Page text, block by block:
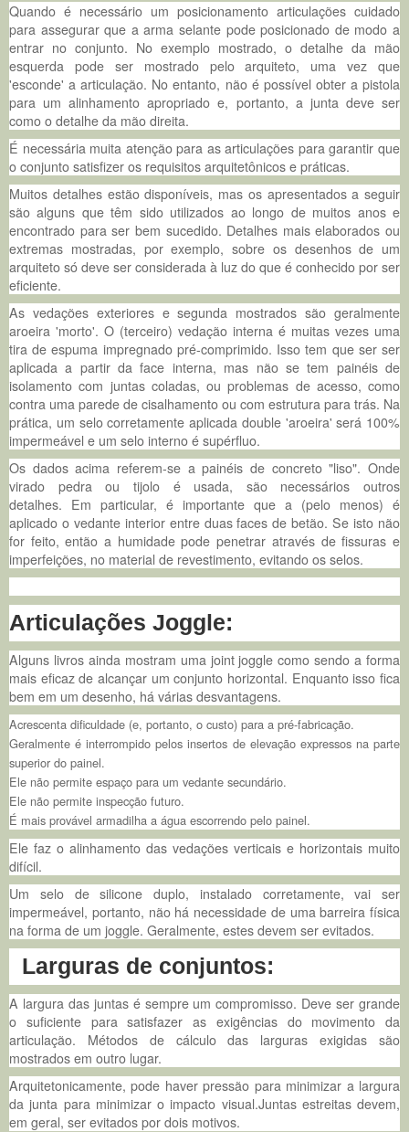
Quando é necessário um posicionamento articulações cuidado
para assegurar que a arma selante pode posicionado de modo a
entrar no conjunto. No exemplo mostrado, o detalhe da mão
esquerda pode ser mostrado pelo arquiteto, uma vez que
'esconde' a articulação. No entanto, não é possível obter a pistola
para um alinhamento apropriado e, portanto, a junta deve ser
como o detalhe da mão direita.
É necessária muita atenção para as articulações para garantir que
o conjunto satisfizer os requisitos arquitetônicos e práticas.
Muitos detalhes estão disponíveis, mas os apresentados a seguir
são alguns que têm sido utilizados ao longo de muitos anos e
encontrado para ser bem sucedido. Detalhes mais elaborados ou
extremas mostradas, por exemplo, sobre os desenhos de um
arquiteto só deve ser considerada à luz do que é conhecido por ser
eficiente.
As vedações exteriores e segunda mostrados são geralmente
aroeira 'morto'. O (terceiro) vedação interna é muitas vezes uma
tira de espuma impregnado pré-comprimido. Isso tem que ser ser
aplicada a partir da face interna, mas não se tem painéis de
isolamento com juntas coladas, ou problemas de acesso, como
contra uma parede de cisalhamento ou com estrutura para trás. Na
prática, um selo corretamente aplicada double 'aroeira' será 100%
impermeável e um selo interno é supérfluo.
Os dados acima referem-se a painéis de concreto "liso". Onde
virado pedra ou tijolo é usada, são necessários outros
detalhes. Em particular, é importante que a (pelo menos) é
aplicado o vedante interior entre duas faces de betão. Se isto não
for feito, então a humidade pode penetrar através de fissuras e
imperfeições, no material de revestimento, evitando os selos.
Articulações Joggle:
Alguns livros ainda mostram uma joint joggle como sendo a forma
mais eficaz de alcançar um conjunto horizontal. Enquanto isso fica
bem em um desenho, há várias desvantagens.
Acrescenta dificuldade (e, portanto, o custo) para a pré-fabricação.
Geralmente é interrompido pelos insertos de elevação expressos na parte
superior do painel.
Ele não permite espaço para um vedante secundário.
Ele não permite inspecção futuro.
É mais provável armadilha a água escorrendo pelo painel.
Ele faz o alinhamento das vedações verticais e horizontais muito
difícil.
Um selo de silicone duplo, instalado corretamente, vai ser
impermeável, portanto, não há necessidade de uma barreira física
na forma de um joggle. Geralmente, estes devem ser evitados.
Larguras de conjuntos:
A largura das juntas é sempre um compromisso. Deve ser grande
o suficiente para satisfazer as exigências do movimento da
articulação. Métodos de cálculo das larguras exigidas são
mostrados em outro lugar.
Arquitetonicamente, pode haver pressão para minimizar a largura
da junta para minimizar o impacto visual.Juntas estreitas devem,
em geral, ser evitados por dois motivos.